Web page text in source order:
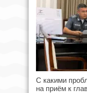
С какими
на приём к